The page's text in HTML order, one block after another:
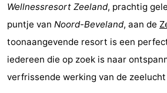
-
Buitenhof
Domburg
-
De
-
Wellnessresort Zeeland, prachtig
puntje van Noord-Beveland, aan de
toonaangevende resort is een
iedereen die op zoek is naar
verfrissende werking van de